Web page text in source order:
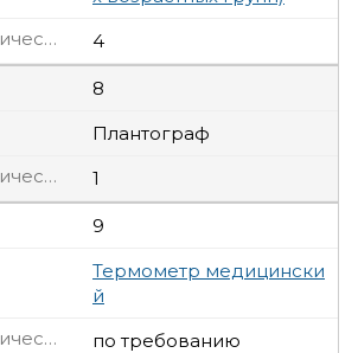
4
Требуемое количество, шт
8
Плантограф
1
Требуемое количество, шт
9
Термометр медицински
й
по требованию
Требуемое количество, шт